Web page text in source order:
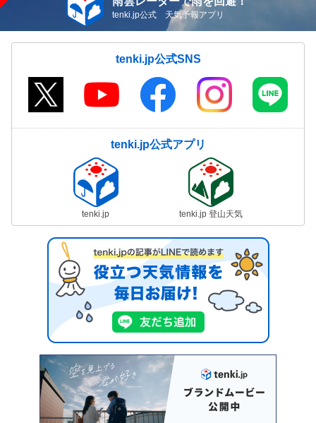
tenki.jp公式 天気予報アプリ
tenki.jp公式SNS
tenki.jp公式アプリ
tenki.jp tenki.jp 登山天気